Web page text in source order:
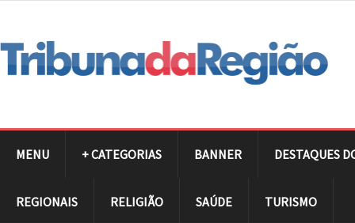
MENU + CATEGORIAS BANNER DESTAQUES
REGIONAIS RELIGIÃO SAÚDE TURISMO